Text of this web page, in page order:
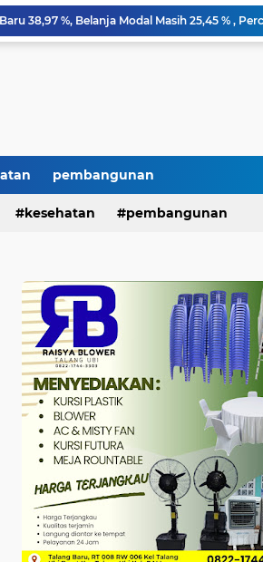
pembangunan
kesehatan pembangunan